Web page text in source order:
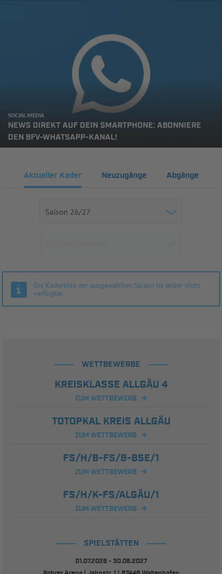
SOCIAL MEDIA
NEWS DIREKT AUF DEIN SMARTPHONE: ABONNIERE
DEN BFV-WHATSAPP-KANAL!
Aktueller Kader Neuzugänge Abgänge
Die Kaderliste der ausgewählten Saison ist leider nicht
verfügbar.
WETTBEWERBE
KREISKLASSE ALLGÄU 4
ZUM WETTBEWERB
TOTOPKAL KREIS ALLGÄU
ZUM WETTBEWERB
FS/H/B-FS/B-BSE/1
ZUM WETTBEWERB
FS/H/K-FS/ALGÄU/1
ZUM WETTBEWERB
SPIELSTÄTTEN
01.07.2026 - 30.06.2027